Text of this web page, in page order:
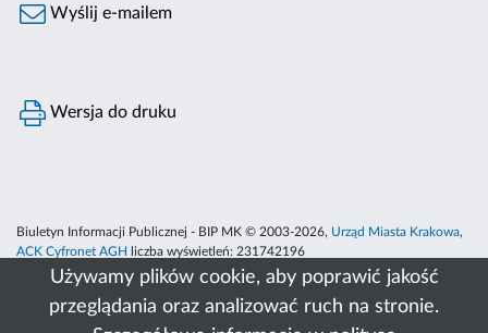
Używamy plików cookie, aby poprawić jakość
przeglądania oraz analizować ruch na stronie.
Wyślij e-mailem
Wersja do druku
Biuletyn Informacji Publicznej - BIP MK © 2003-2026, Urząd Miasta Krakowa,
ACK Cyfronet AGH
liczba wyświetleń: 231742196